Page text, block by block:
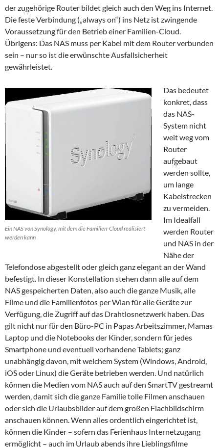
der zugehörige Router bildet gleich auch den Weg ins Internet.
Die feste Verbindung („always on“) ins Netz ist zwingende
Voraussetzung für den Betrieb einer Familien-Cloud.
Übrigens: Das NAS muss per Kabel mit dem Router verbunden
sein – nur so ist die erwünschte Ausfallsicherheit
gewährleistet.
Ein NAS von Synology, mit dem die Familien-Cloud realisiert
werden kann
Das bedeutet
konkret, dass
das NAS-
System nicht
weit weg vom
Router
aufgebaut
werden sollte,
um lange
Kabelstrecken
zu vermeiden.
Im Idealfall
werden Router
und NAS in der
Nähe der
Telefondose abgestellt oder gleich ganz elegant an der Wand
befestigt. In dieser Konstellation stehen dann alle auf dem
NAS gespeicherten Daten, also auch die ganze Musik, alle
Filme und die Familienfotos per Wlan für alle Geräte zur
Verfügung, die Zugriff auf das Drahtlosnetzwerk haben. Das
gilt nicht nur für den Büro-PC in Papas Arbeitszimmer, Mamas
Laptop und die Notebooks der Kinder, sondern für jedes
Smartphone und eventuell vorhandene Tablets; ganz
unabhängig davon, mit welchem System (Windows, Android,
iOS oder Linux) die Geräte betrieben werden. Und natürlich
können die Medien vom NAS auch auf den SmartTV gestreamt
werden, damit sich die ganze Familie tolle Filmen anschauen
oder sich die Urlaubsbilder auf dem großen Flachbildschirm
anschauen können. Wenn alles ordentlich eingerichtet ist,
können die Kinder – sofern das Ferienhaus Internetzugang
ermöglicht – auch im Urlaub abends ihre Lieblingsfilme